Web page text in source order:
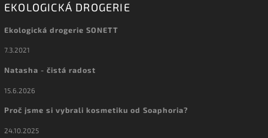
EKOLOGICKÁ DROGERIE
Ekologická drogerie SONETT
7.3.2021
Natasha - čistá radost
15.6.2026
Proč jsme si vybrali kosmetiku od Soaphoria?
24.10.2025